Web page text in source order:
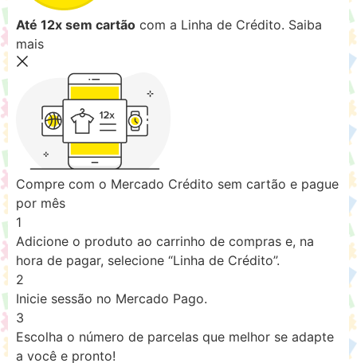
Até 12x sem cartão com a Linha de Crédito. Saiba
mais
Compre com o Mercado Crédito sem cartão e pague
por mês
1
Adicione o produto ao carrinho de compras e, na
hora de pagar, selecione “Linha de Crédito”.
2
Inicie sessão no Mercado Pago.
3
Escolha o número de parcelas que melhor se adapte
a você e pronto!